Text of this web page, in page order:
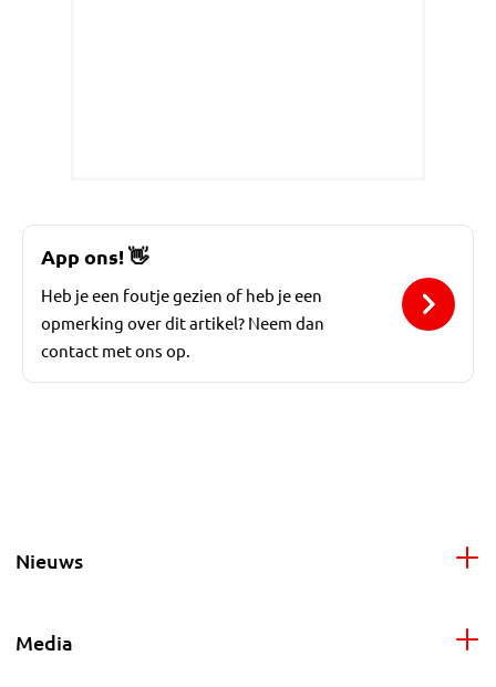
App ons!👋
Heb je een foutje gezien of heb je een
opmerking over dit artikel? Neem dan
contact met ons op.
Nieuws
Media